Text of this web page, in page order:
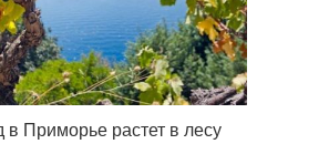
в Приморье растет в лесу